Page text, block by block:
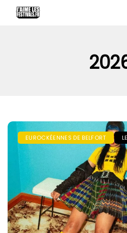
EUROCKÉENNES DE BELFORT